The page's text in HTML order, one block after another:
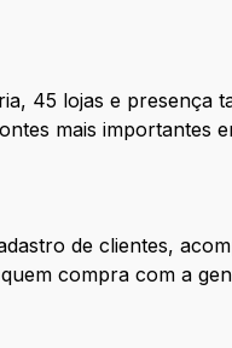
45 lojas e presença
mais importantes
de clientes,
compra com a